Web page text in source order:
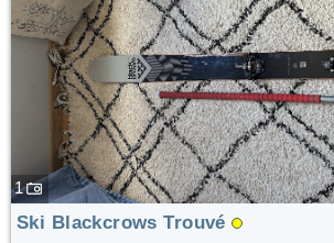
1
Ski Blackcrows Trouvé